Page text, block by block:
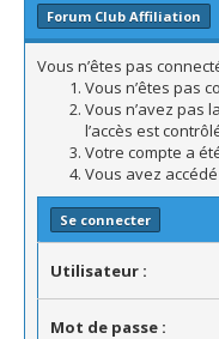
Forum Club Affiliation
Vous n’êtes pas
Vous n’êtes pas
Vous n’avez pas
l’accès est
Votre compte a
Vous avez
Se connecter
Utilisateur :
Mot de passe :